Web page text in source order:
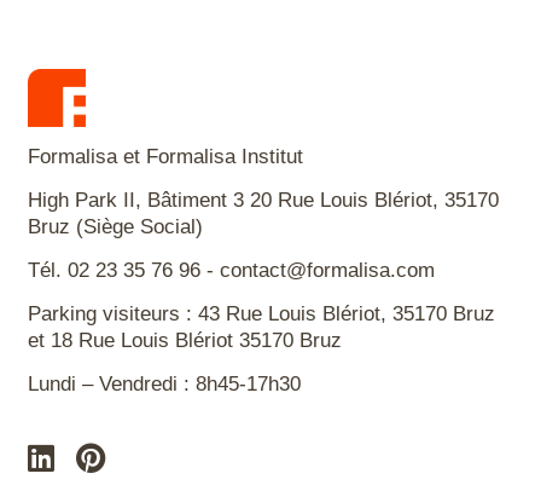
Formalisa et Formalisa Institut
High Park II, Bâtiment 3 20 Rue Louis Blériot, 35170
Bruz (Siège Social)
Tél. 02 23 35 76 96 - contact@formalisa.com
Parking visiteurs : 43 Rue Louis Blériot, 35170 Bruz
et 18 Rue Louis Blériot 35170 Bruz
Lundi – Vendredi : 8h45-17h30